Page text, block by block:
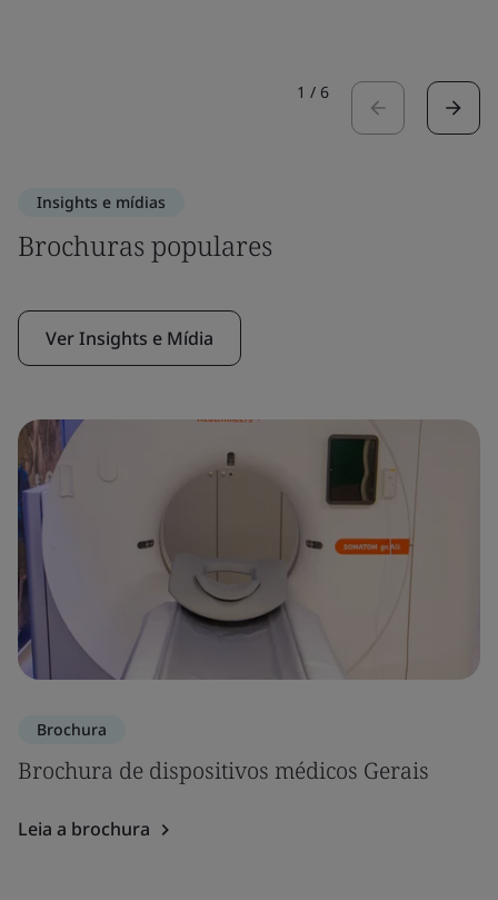
1 / 6
Insights e mídias
Brochuras populares
Ver Insights e Mídia
Brochura
Brochura de dispositivos médicos Gerais
Leia a brochura